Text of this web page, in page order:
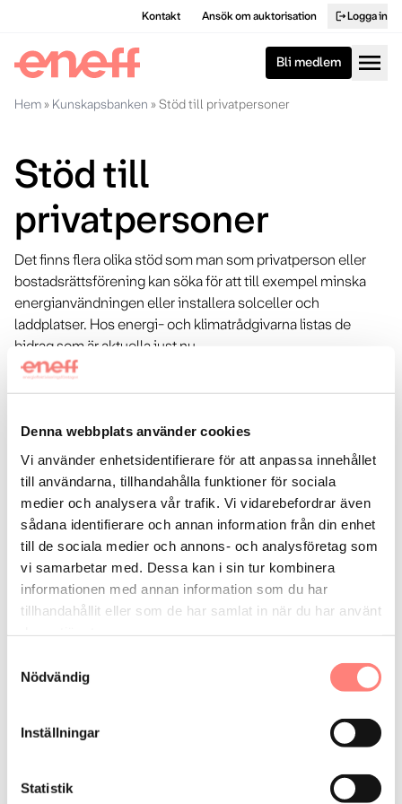
Denna webbplats använder cookies
Vi använder enhetsidentifierare för att anpassa innehållet
till användarna, tillhandahålla funktioner för sociala
medier och analysera vår trafik. Vi vidarebefordrar även
sådana identifierare och annan information från din enhet
till de sociala medier och annons- och analysföretag som
vi samarbetar med. Dessa kan i sin tur kombinera
informationen med annan information som du har
tillhandahållit eller som de har samlat in när du har använt
Nödvändig
Inställningar
Statistik
Kontakt Ansök om auktorisation logoutLogga in
Bli medlem menu
Hem» Kunskapsbanken »Stöd till privatpersoner
Stöd till
privatpersoner
Det finns flera olika stöd som man som privatperson eller
bostadsrättsförening kan söka för att till exempel minska
energianvändningen eller installera solceller och
laddplatser. Hos energi- och klimatrådgivarna listas de
bidrag som är aktuella just nu.
Bidrag och stöd
Mer i
Bidrag, stöd & finansiering
Finansiering via Eneff-företag
Klimatklivet Naturvårdsverket
Få vårt nyhetsbrev
energieffektivisering – nyhetsbrevet skickas ut en